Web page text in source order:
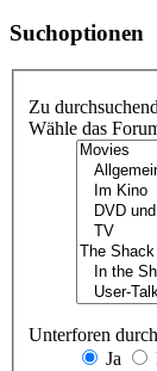
Suchoptionen
Zu
Wähle das
Unterforen
Ja